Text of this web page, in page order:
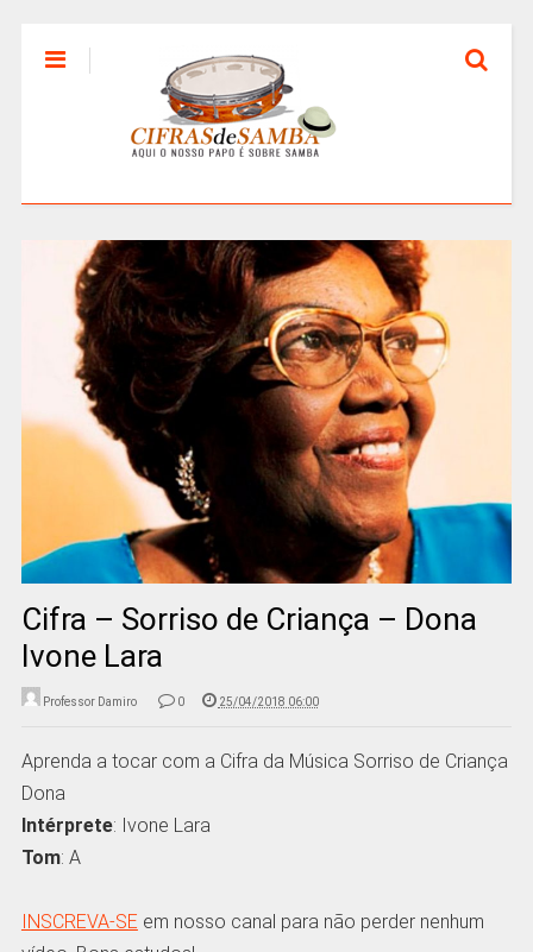
Cifra – Sorriso de Criança – Dona
Ivone Lara
Professor Damiro 0 25/04/2018 06:00
Aprenda a tocar com a Cifra da Música Sorriso de Criança
Dona
Intérprete: Ivone Lara
Tom: A
INSCREVA-SE em nosso canal para não perder nenhum